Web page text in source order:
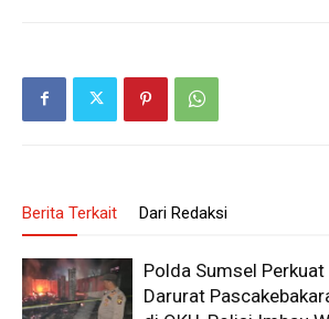
Berita Terkait Dari Redaksi
Polda Sumsel Perkuat
Darurat